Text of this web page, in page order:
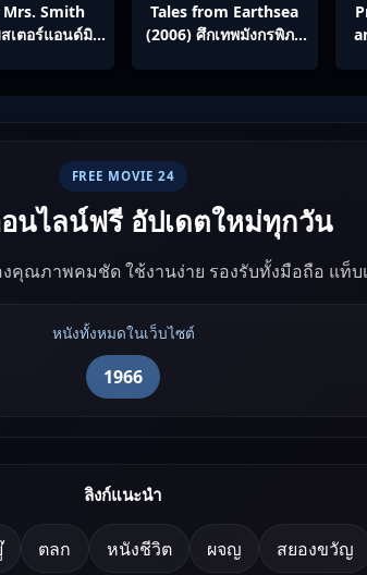
Mrs. Smith
เตอร์แอนด์มิส
Tales from Earthsea
(2006) ศึกเทพมังกรพิภพ
FREE MOVIE 24
นไลน์ฟรี อัปเดตใหม่ทุกวัน
คุณภาพคมชัด ใช้งานง่าย รองรับทั้งมือถือ แท็บ
หนังทั้งหมดในเว็บไซต์
1966
ลิงก์แนะนำ
ตลก หนังชีวิต ผจญ สยองขวัญ